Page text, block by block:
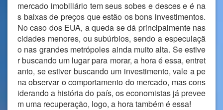
mercado imobiliário tem seus sobes e desces e é na
s baixas de preços que estão os bons investimentos.
No caso dos EUA, a queda se dá principalmente nas
cidades menores, ou subúrbios, sendo a especulaçã
o nas grandes metrópoles ainda muito alta. Se estive
r buscando um lugar para morar, a hora é essa, entret
anto, se estiver buscando um investimento, vale a pe
na observar o comportamento do mercado, mas cons
iderando a história do país, os economistas já prevee
m uma recuperação, logo, a hora também é essa!